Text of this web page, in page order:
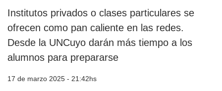
Institutos privados o clases particulares se
ofrecen como pan caliente en las redes.
Desde la UNCuyo darán más tiempo a los
alumnos para prepararse
17 de marzo 2025 - 21:42hs